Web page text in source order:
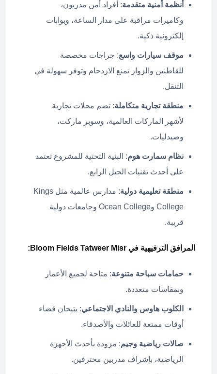
أنظمة أمنية متقدمة: أفراد أمن مدربون،
وكاميرات مراقبة على مدار الساعة، وبوابات
إلكترونية ذكية.
موقف سيارات واسع: جراجات مخصصة
للقاطنين والزوار تمنع الازدحام وتوفر سهولة في
التنقل.
منطقة تجارية متكاملة: تضم محلات تجارية
لأشهر الماركات العالمية، وسوبر ماركت،
وصيدليات.
نظام سمارت هوم: البنية التحتية للمشروع تعتمد
على أحدث تقنيات الجيل الرابع.
منطقة تعليمية دولية
: مدارس عالمية مثل Kings
College وOcean College وجامعات دولية
قريبة.
المرافق الترفيهية في
حمامات سباحة متنوعة: متاحة لجميع الأعمار
وبمقاسات متعددة.
الكلوب هاوس والنادي الاجتماعي: يتيحان قضاء
أوقات ممتعة للعائلات والأصدقاء.
صالات رياضية وجيم: مزودة بأحدث الأجهزة
الرياضية، بإشراف مدربين محترفين.